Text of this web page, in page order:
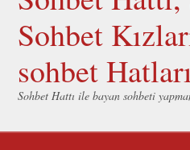
Sohbet
sohbet
Sohbet Hattı ile bayan sohbeti